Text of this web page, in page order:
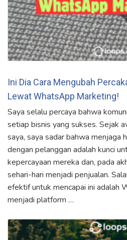
Ini Dia Cara Mengubah
Lewat WhatsApp Marketing!
Saya selalu percaya bahwa
setiap bisnis yang sukses. Sejak
saya, saya sadar bahwa menjaga
dengan pelanggan adalah kunci
kepercayaan mereka dan, pada
sehari-hari menjadi penjualan.
efektif untuk mencapai ini adalah
menjadi platform …